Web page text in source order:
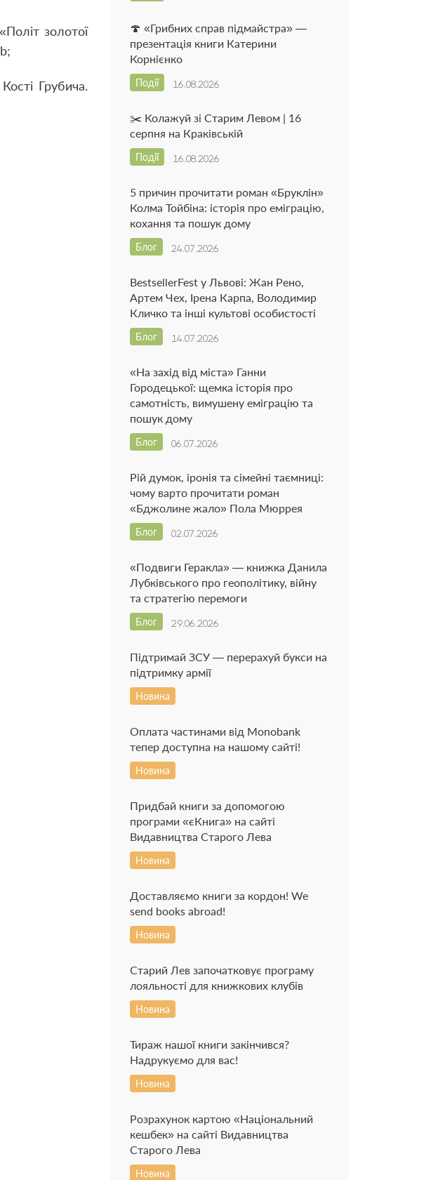
золотої
Грубича.
🍄 «Грибних справ підмайстра» —
презентація книги Катерини
Корнієнко
16.08.2026
Події
✂️ Колажуй зі Старим Левом | 16
серпня на Краківській
16.08.2026
Події
5 причин прочитати роман «Бруклін»
Колма Тойбіна: історія про еміграцію,
кохання та пошук дому
24.07.2026
Блог
BestsellerFest у Львові: Жан Рено,
Артем Чех, Ірена Карпа, Володимир
Кличко та інші культові особистості
14.07.2026
Блог
«На захід від міста» Ганни
Городецької: щемка історія про
самотність, вимушену еміграцію та
пошук дому
06.07.2026
Блог
Рій думок, іронія та сімейні таємниці:
чому варто прочитати роман
«Бджолине жало» Пола Мюррея
02.07.2026
Блог
«Подвиги Геракла» — книжка Данила
Лубківського про геополітику, війну
та стратегію перемоги
29.06.2026
Блог
Підтримай ЗСУ — перерахуй букси на
підтримку армії
Новина
Оплата частинами від Monobank
тепер доступна на нашому сайті!
Новина
Придбай книги за допомогою
програми «єКнига» на сайті
Видавництва Старого Лева
Новина
Доставляємо книги за кордон! We
send books abroad!
Новина
Старий Лев започатковує програму
лояльності для книжкових клубів
Новина
Тираж нашої книги закінчився?
Надрукуємо для вас!
Новина
Розрахунок картою «Національний
кешбек» на сайті Видавництва
Старого Лева
Новина